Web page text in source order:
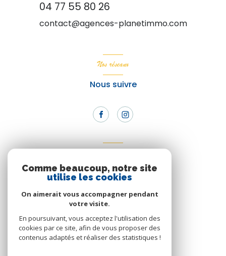
04 77 55 80 26
contact@agences-planetimmo.com
Nos réseaux
Nous suivre
Nous adhérons
Comme beaucoup, notre site
utilise les cookies
On aimerait vous accompagner pendant
votre visite.
En poursuivant, vous acceptez l'utilisation des
cookies par ce site, afin de vous proposer des
contenus adaptés et réaliser des statistiques !